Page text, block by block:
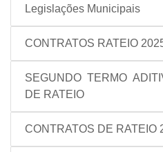
Legislações Municipais
CONTRATOS RATEIO
SEGUNDO TERMO
DE RATEIO
CONTRATOS DE RATEIO